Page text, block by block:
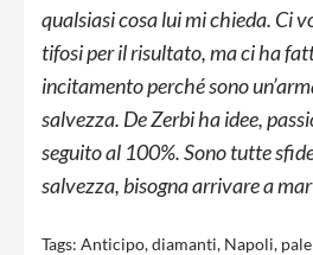
qualsiasi cosa lui mi chieda. Ci
tifosi per il risultato, ma ci ha
incitamento perché sono
salvezza. De Zerbi ha idee,
seguito al 100%. Sono tutte
salvezza, bisogna arrivare a
Tags: Anticipo,diamanti, Napoli,